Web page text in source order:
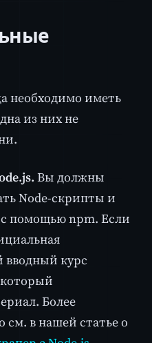
необходимо иметь
из них не
Вы должны
Node-скрипты и
с помощью npm. Если
курс
который
Более
см. в нашей статье о